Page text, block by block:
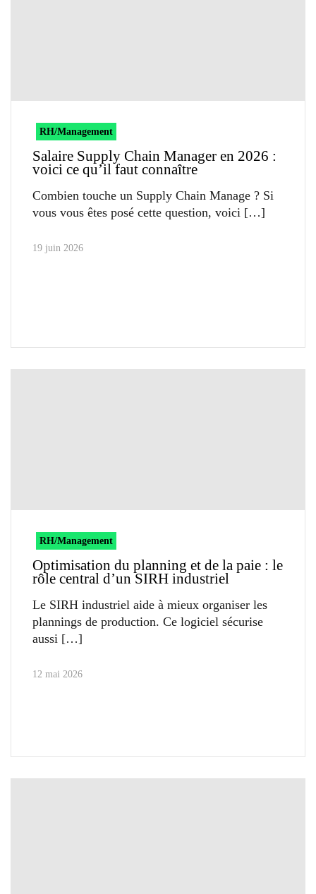
RH/Management
Salaire Supply Chain Manager en 2026 :
voici ce qu’il faut connaître
Combien touche un Supply Chain Manage ? Si
vous vous êtes posé cette question, voici
19 juin 2026
RH/Management
Optimisation du planning et de la paie : le
rôle central d’un SIRH industriel
Le SIRH industriel aide à mieux organiser les
plannings de production. Ce logiciel sécurise
aussi
12 mai 2026